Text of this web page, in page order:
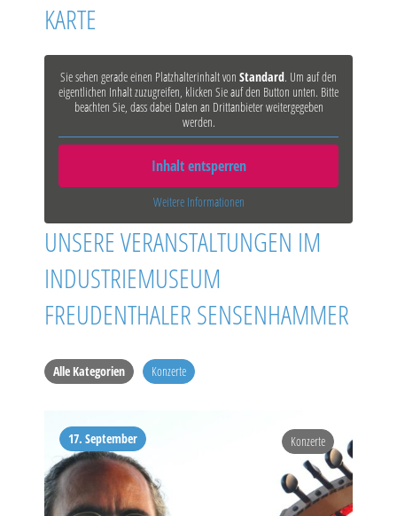
KARTE
Sie sehen gerade einen Platzhalterinhalt von Standard. Um auf den
eigentlichen Inhalt zuzugreifen, klicken Sie auf den Button unten. Bitte
beachten Sie, dass dabei Daten an Drittanbieter weitergegeben
werden.
Inhalt entsperren
Weitere Informationen
UNSERE VERANSTALTUNGEN IM
INDUSTRIEMUSEUM
FREUDENTHALER SENSENHAMMER
Alle Kategorien Konzerte
17. September Konzerte